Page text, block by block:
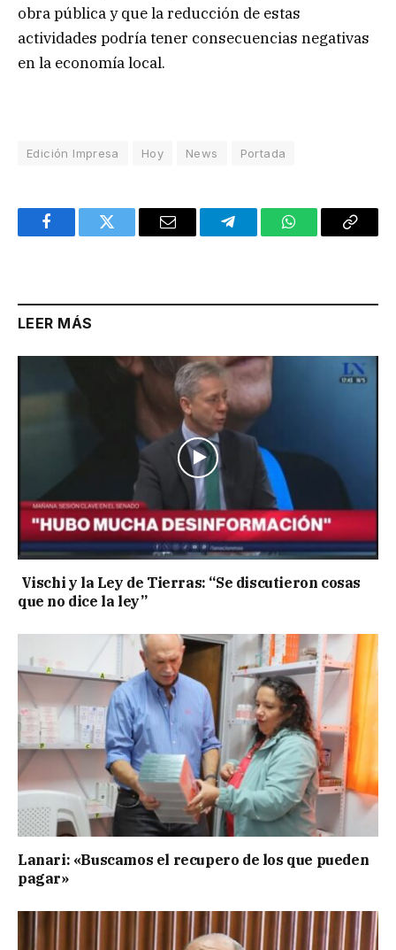
obra pública y que la reducción de estas
actividades podría tener consecuencias negativas
en la economía local.
Edición Impresa Hoy News Portada
FacebookTwitter Email TelegramWhatsAppCopy
LEER MÁS
Vischi y la Ley de Tierras: “Se discutieron cosas
que no dice la ley”
Lanari: «Buscamos el recupero de los que pueden
pagar»